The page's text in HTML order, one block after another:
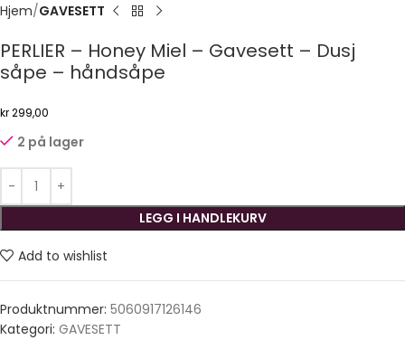
Hjem GAVESETT
PERLIER – Honey Miel – Gavesett – Dusj
såpe – håndsåpe
kr299,00
2 på lager
LEGG I HANDLEKURV
Add to wishlist
Produktnummer: 5060917126146
Kategori: GAVESETT